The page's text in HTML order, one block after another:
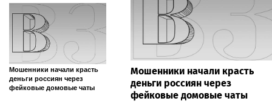
Мошенники начали красть
деньги россиян через
фейковые домовые чаты
Мошенники начали красть
деньги россиян через
фейковые домовые чаты